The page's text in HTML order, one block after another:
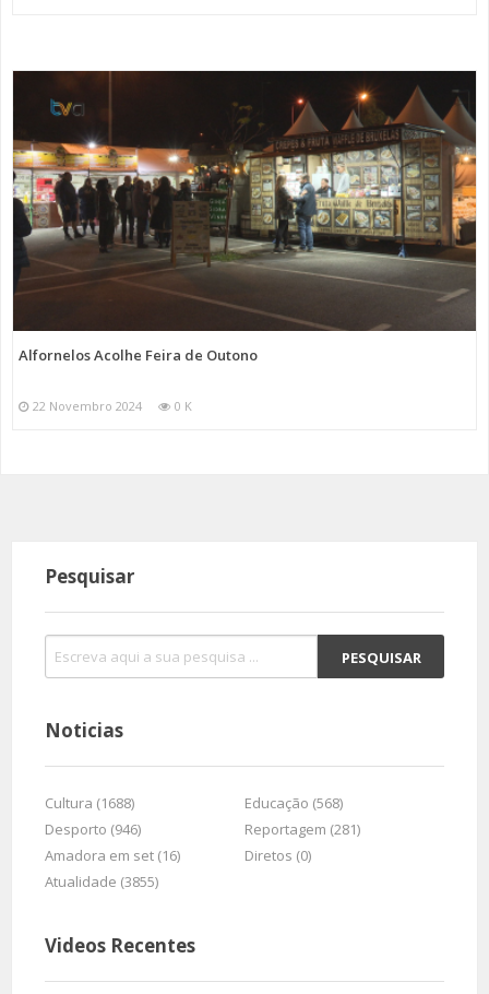
Alfornelos Acolhe Feira de Outono
22 Novembro 2024 0 K
Pesquisar
Noticias
Cultura (1688)
Educação (568)
Desporto (946)
Reportagem (281)
Amadora em set (16)
Diretos (0)
Atualidade (3855)
Videos Recentes